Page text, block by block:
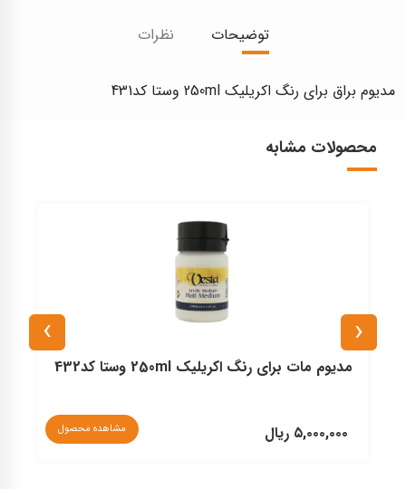
توضیحات نظرات
مدیوم براق برای رنگ اکریلیک 250ml وستا کد431
محصولات مشابه
مدیوم مات برای رنگ اکریلیک 250ml وستا کد432
۵,۰۰۰,۰۰۰ ریال مشاهده محصول
‹
›